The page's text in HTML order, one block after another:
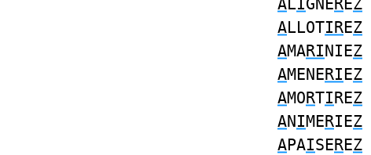
ALIGNEREZ
ALLOTIREZ
AMARINIEZ
AMENERIEZ
AMORTIREZ
ANIMERIEZ
APAISEREZ